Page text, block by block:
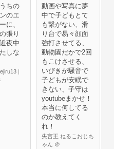
ちの
のエ
に、
張り
夜中
しな
|
動画や写真に夢
中で子どもとて
も繋がない、滑
り台で易々顔面
強打させてる、
動物園だかで2回
もこけさせる、
いびきが騒音で
子どもが安眠で
きない、子守は
youtubeまかせ！
本当に何してる
のか教えてく
れ！
失言王 ねるこおじち
ゃん ＠